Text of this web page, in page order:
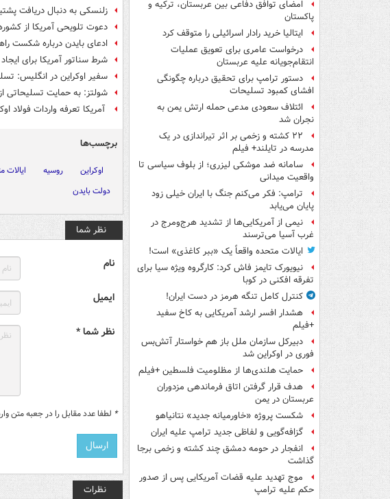
امضای توافق دفاعی بین عربستان، ترکیه و
پاکستان
ایتالیا خرید رادار اسرائیلی را متوقف کرد
درخواست عامری برای تعویق عملیات
انتقام‌جویانه علیه عربستان
دستور ترامپ برای تحقیق درباره چگونگی
افشای کمبود تسلیحات
ائتلاف سعودی مدعی حمله ارتش یمن به
نجران شد
۲۲ کشته و زخمی بر اثر تیراندازی در یک
مدرسه در تایلند+ فیلم
سامانه ضد موشکی لیزری؛ از بلوف سیاسی تا
واقعیت میدانی
ترامپ: فکر می‌کنم جنگ با ایران خیلی زود
پایان می‌یابد
نیمی از آمریکایی‌ها از تشدید هرج‌ومرج در
غرب آسیا می‌ترسند
ایالات متحده واقعاً یک «ببر کاغذی» است!
نیویورک تایمز فاش کرد: کارگروه ویژه سیا برای
تفرقه افکنی در کوبا
کنترل کامل تنگه هرمز در دست ایران!
هشدار افسر ارشد آمریکایی به کاخ سفید
+فیلم
دبیرکل سازمان ملل باز هم خواستار آتش‌بس
فوری در اوکراین شد
حمایت هلندی‌ها از مظلومیت فلسطین +فیلم
هدف قرار گرفتن اتاق‌ فرماندهی مزدوران
عربستان در یمن
شکست پروژه «خاورمیانه جدید» نتانیاهو
گزافه‌گویی و لفاظی جدید ترامپ علیه ایران
انفجار در حومه دمشق چند کشته و زخمی برجا
گذاشت
موج تهدید علیه قضات آمریکایی پس از صدور
حکم علیه ترامپ
زلنسکی به دنبال دریافت
دعوت تلویحی آمریکا از
ادعای بایدن درباره شکست
شرط سناتور آمریکا برای
سفیر اوکراین در انگلیس:
شولتز: به حمایت تسلیحاتی
آمریکا تعرفه واردات فولاد
برچسب‌ها
اوکراین روسیه ایالات
دولت بایدن
نظر شما
نام
ایمیل
نظر شما *
* لطفا عدد مقابل را در جعبه متن
نظرات